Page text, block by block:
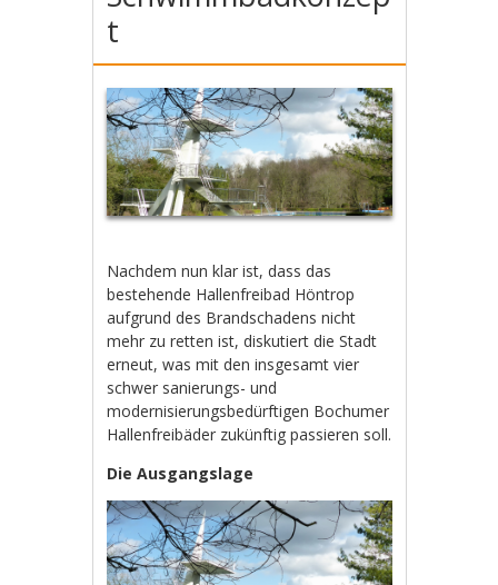
t
Nachdem nun klar ist, dass das
bestehende Hallenfreibad Höntrop
aufgrund des Brandschadens nicht
mehr zu retten ist, diskutiert die Stadt
erneut, was mit den insgesamt vier
schwer sanierungs- und
modernisierungsbedürftigen Bochumer
Hallenfreibäder zukünftig passieren soll.
Die Ausgangslage